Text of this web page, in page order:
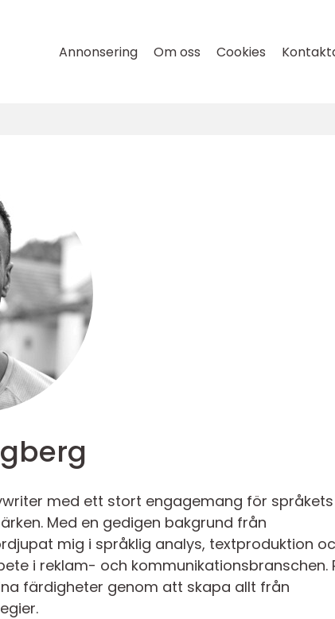
Annonsering Om oss Cookies
med ett stort engagemang för språkets
Med en gedigen bakgrund från
mig i språklig analys, textproduktion
i reklam- och kommunikationsbranschen.
färdigheter genom att skapa allt från